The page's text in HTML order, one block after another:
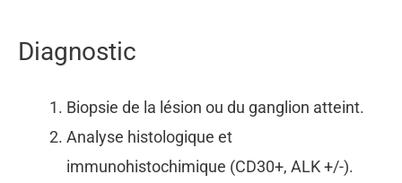
Diagnostic
Biopsie de la lésion ou du ganglion atteint.
Analyse histologique et
immunohistochimique (CD30+, ALK +/-).